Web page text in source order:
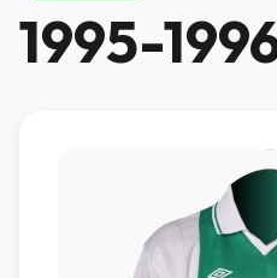
1995-